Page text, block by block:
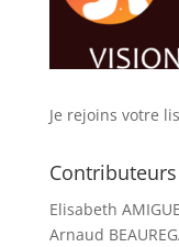
Je rejoins votre
Elisabeth AMIGUE
Arnaud